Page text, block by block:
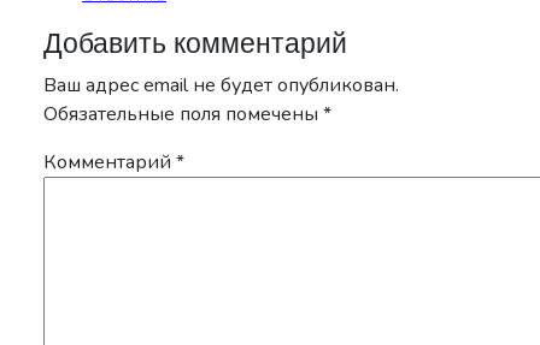
Добавить комментарий
Ваш адрес email не будет опубликован.
Обязательные поля помечены *
Комментарий *